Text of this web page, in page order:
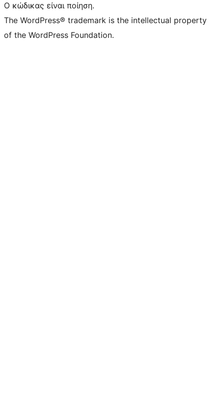
Ο κώδικας είναι ποίηση.
The WordPress® trademark is the intellectual property
of the WordPress Foundation.